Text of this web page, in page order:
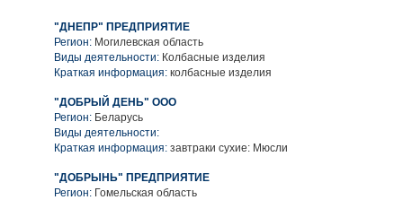
"ДНЕПР" ПРЕДПРИЯТИЕ
Регион: Могилевская область
Виды деятельности: Колбасные изделия
Краткая информация: колбасные изделия
"ДОБРЫЙ ДЕНЬ" ООО
Регион: Беларусь
Виды деятельности:
Краткая информация: завтраки сухие: Мюсли
"ДОБРЫНЬ" ПРЕДПРИЯТИЕ
Регион: Гомельская область